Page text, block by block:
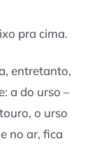
pra cima.
entretanto,
a do urso –
o urso
no ar, fica